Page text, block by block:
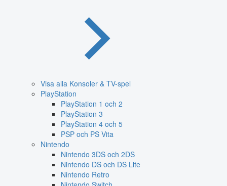
Visa alla Konsoler & TV-spel
PlayStation
PlayStation 1 och 2
PlayStation 3
PlayStation 4 och 5
PSP och PS Vita
Nintendo
Nintendo 3DS och 2DS
Nintendo DS och DS Lite
Nintendo Retro